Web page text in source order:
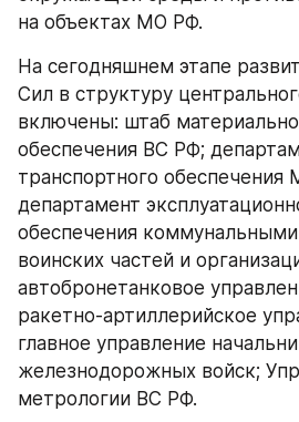
на объектах МО РФ.
На сегодняшнем этапе
Сил в структуру
включены: штаб
обеспечения ВС РФ;
транспортного обеспечения
департамент
обеспечения коммунальными
воинских частей и
автобронетанковое
ракетно-артиллерийское
главное управление
железнодорожных войск;
метрологии ВС РФ.